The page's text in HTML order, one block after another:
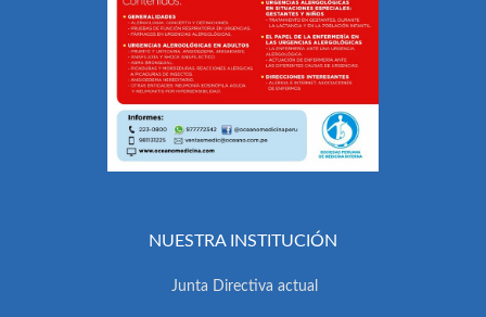
NUESTRA INSTITUCIÓN
Junta Directiva actual